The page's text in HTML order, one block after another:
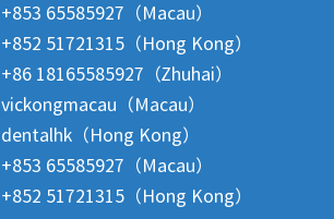
+853 65585927（Macau）
+852 51721315（Hong Kong）
+86 18165585927（Zhuhai）
vickongmacau（Macau）
dentalhk（Hong Kong）
+853 65585927（Macau）
+852 51721315（Hong Kong）